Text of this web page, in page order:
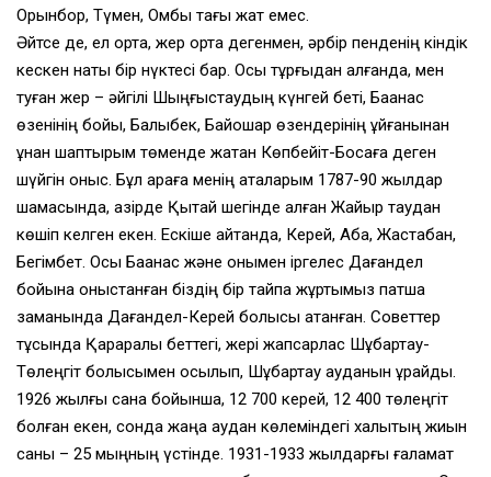
Орынбор, Түмен, Омбы тағы жат емес.
Әйтсе де, ел ортақ, жер ортақ дегенмен, әрбір пенденің кіндік
кескен нақты бір нүктесі бар. Осы тұрғыдан алғанда, мен
туған жер – әйгілі Шыңғыстаудың күнгей беті, Бақанас
өзенінің бойы, Балқыбек, Байқошқар өзендерінің құйғанынан
құнан шаптырым төменде жатқан Көпбейіт-Босаға деген
шүйгін қоныс. Бұл араға менің аталарым 1787-90 жылдар
шамасында, қазірде Қытай шегінде қалған Жайыр таудан
көшіп келген екен. Ескіше айтқанда, Керей, Абақ, Жастабан,
Бегімбет. Осы Бақанас және онымен іргелес Дағандел
бойына қоныстанған біздің бір тайпа жұртымыз патша
заманында Дағандел-Керей болысы атанған. Советтер
тұсында Қарқаралы беттегі, жері жапсарлас Шұбартау-
Төлеңгіт болысымен қосылып, Шұбартау ауданын құрайды.
1926 жылғы санақ бойынша, 12 700 керей, 12 400 төлеңгіт
болған екен, сонда жаңа аудан көлеміндегі халықтың жиын
саны – 25 мыңның үстінде. 1931-1933 жылдарғы ғаламат